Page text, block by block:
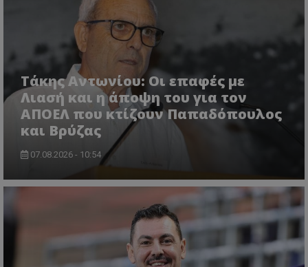
Τάκης Αντωνίου: Οι επαφές με
Λιασή και η άποψη του για τον
ΑΠΟΕΛ που κτίζουν Παπαδόπουλος
και Βρύζας
07.08.2026 - 10:54